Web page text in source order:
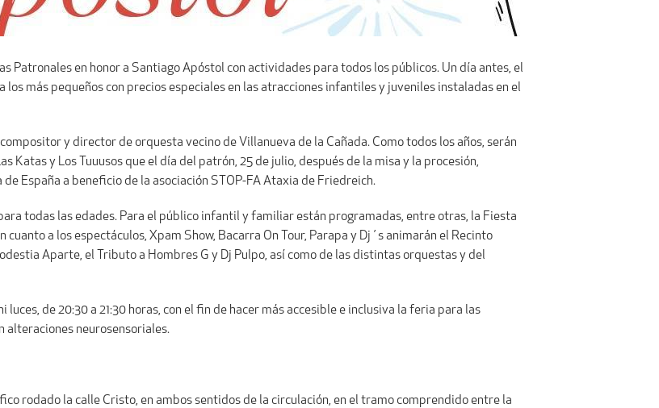
Patronales en honor a Santiago Apóstol con actividades para todos los públicos. Un día antes, el
más pequeños con precios especiales en las atracciones infantiles y juveniles instaladas en el
compositor y director de orquesta vecino de Villanueva de la Cañada. Como todos los años, serán
Katas y Los Tuuusos que el día del patrón, 25 de julio, después de la misa y la procesión,
España a beneficio de la asociación STOP-FA Ataxia de Friedreich.
todas las edades. Para el público infantil y familiar están programadas, entre otras, la Fiesta
a los espectáculos, Xpam Show, Bacarra On Tour, Parapa y Dj´s animarán el Recinto
Aparte, el Tributo a Hombres G y Dj Pulpo, así como de las distintas orquestas y del
de 20:30 a 21:30 horas, con el fin de hacer más accesible e inclusiva la feria para las
alteraciones neurosensoriales.
rodado la calle Cristo, en ambos sentidos de la circulación, en el tramo comprendido entre la